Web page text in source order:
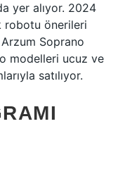
yer alıyor. 2024
robotu önerileri
Soprano
modelleri ucuz ve
satılıyor.